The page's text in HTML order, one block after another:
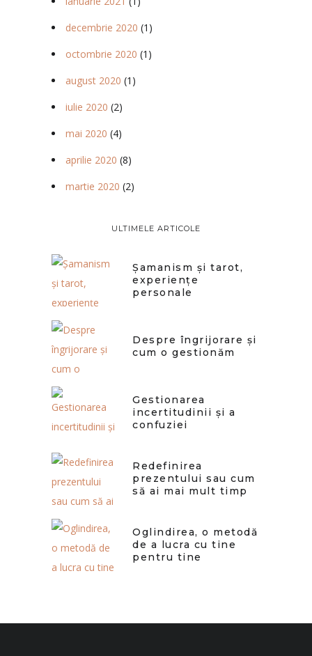
decembrie 2020 (1)
octombrie 2020 (1)
august 2020 (1)
iulie 2020 (2)
mai 2020 (4)
aprilie 2020 (8)
martie 2020 (2)
ULTIMELE ARTICOLE
Șamanism și tarot,
experiențe
personale
Despre îngrijorare și
cum o gestionăm
Gestionarea
incertitudinii și a
confuziei
Redefinirea
prezentului sau cum
să ai mai mult timp
Oglindirea, o metodă
de a lucra cu tine
pentru tine